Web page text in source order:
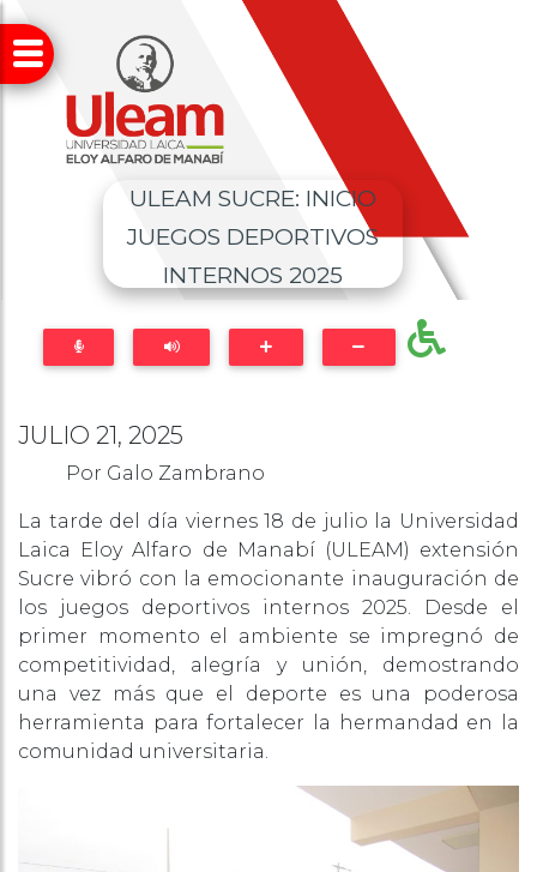
ULEAM SUCRE: INICIO
JUEGOS DEPORTIVOS
INTERNOS 2025
JULIO 21, 2025
Por Galo Zambrano
La tarde del día viernes 18 de julio la Universidad
Laica Eloy Alfaro de Manabí (ULEAM) extensión
Sucre vibró con la emocionante inauguración de
los juegos deportivos internos 2025. Desde el
primer momento el ambiente se impregnó de
competitividad, alegría y unión, demostrando
una vez más que el deporte es una poderosa
herramienta para fortalecer la hermandad en la
comunidad universitaria.